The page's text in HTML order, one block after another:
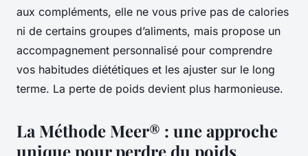
aux compléments, elle ne vous prive pas de calories
ni de certains groupes d’aliments, mais propose un
accompagnement personnalisé pour comprendre
vos habitudes diététiques et les ajuster sur le long
terme. La perte de poids devient plus harmonieuse.
La Méthode Meer® : une approche
unique pour perdre du poids